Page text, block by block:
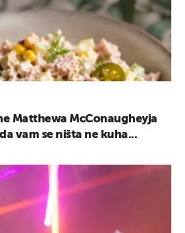
Matthewa McConaugheyja
vam se ništa ne kuha...